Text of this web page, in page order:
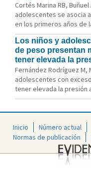
Cortés Marina RB,
adolescentes se asocia
en los primeros años de
Los niños y
de peso presentan
tener elevada la
Fernández Rodríguez M,
adolescentes con
tener elevada la presión
Inicio Número actual
Normas de publicación